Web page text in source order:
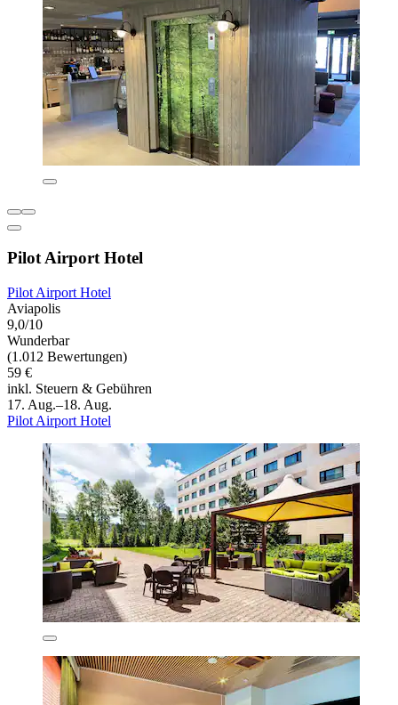
Pilot Airport Hotel
Pilot Airport Hotel
Aviapolis
9,0/10
Wunderbar
(1.012 Bewertungen)
59 €
inkl. Steuern & Gebühren
17. Aug.–18. Aug.
Pilot Airport Hotel